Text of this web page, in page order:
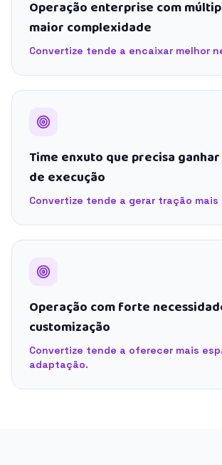
Operação enterprise com
maior complexidade
Convertize tende a encaixar melhor
Time enxuto que precisa
de execução
Convertize tende a gerar tração mais
Operação com forte
customização
Convertize tende a oferecer mais
adaptação.